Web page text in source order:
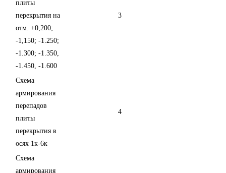
плиты
перекрытия на
отм. +0,200;
-1,150; -1.250;
-1.300; -1.350,
-1.450, -1.600
3
Схема
армирования
перепадов
плиты
перекрытия в
осях 1к-6к
4
Схема
армирования